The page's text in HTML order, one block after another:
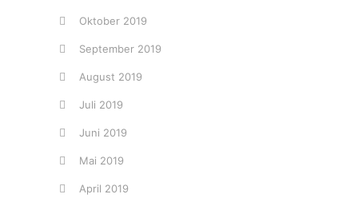
Oktober 2019
September 2019
August 2019
Juli 2019
Juni 2019
Mai 2019
April 2019